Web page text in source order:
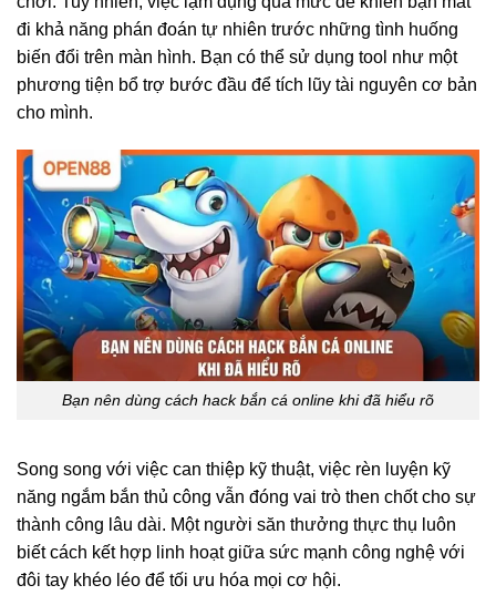
đi khả năng phán đoán tự nhiên trước những tình huống
biến đổi trên màn hình. Bạn có thể sử dụng tool như một
phương tiện bổ trợ bước đầu để tích lũy tài nguyên cơ bản
cho mình.
Bạn nên dùng cách hack bắn cá online khi đã hiểu rõ
Song song với việc can thiệp kỹ thuật, việc rèn luyện kỹ
năng ngắm bắn thủ công vẫn đóng vai trò then chốt cho sự
thành công lâu dài. Một người săn thưởng thực thụ luôn
biết cách kết hợp linh hoạt giữa sức mạnh công nghệ với
đôi tay khéo léo để tối ưu hóa mọi cơ hội.